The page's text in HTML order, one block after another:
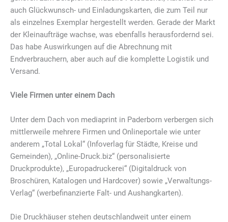
auch Glückwunsch- und Einladungskarten, die zum Teil nur
als einzelnes Exemplar hergestellt werden. Gerade der Markt
der Kleinaufträge wachse, was ebenfalls herausfordernd sei.
Das habe Auswirkungen auf die Abrechnung mit
Endverbrauchern, aber auch auf die komplette Logistik und
Versand.
Viele Firmen unter einem Dach
Unter dem Dach von mediaprint in Paderborn verbergen sich
mittlerweile mehrere Firmen und Onlineportale wie unter
anderem „Total Lokal“ (Infoverlag für Städte, Kreise und
Gemeinden), „Online-Druck.biz“ (personalisierte
Druckprodukte), „Europadruckerei“ (Digitaldruck von
Broschüren, Katalogen und Hardcover) sowie „Verwaltungs-
Verlag“ (werbefinanzierte Falt- und Aushangkarten).
Die Druckhäuser stehen deutschlandweit unter einem